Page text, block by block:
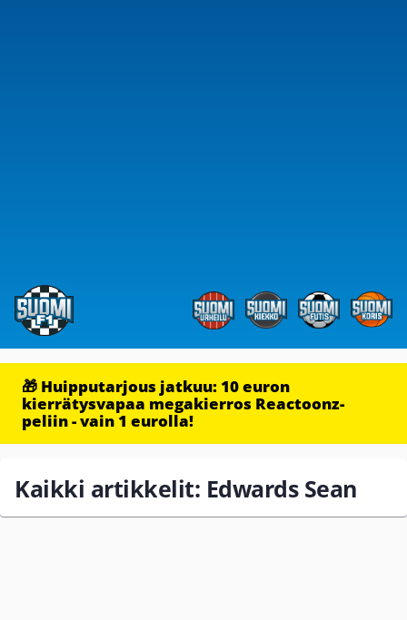
🎁 Huipputarjous jatkuu: 10 euron
kierrätysvapaa megakierros Reactoonz-
peliin - vain 1 eurolla!
Kaikki artikkelit: Edwards Sean